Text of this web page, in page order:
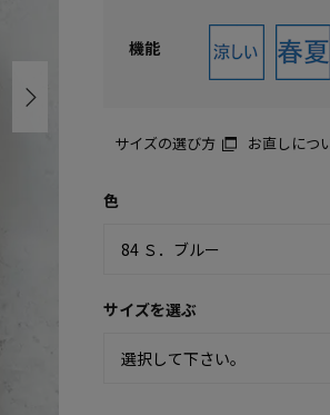
機能
サイズの選び方 お直しにつ
色
サイズを選ぶ